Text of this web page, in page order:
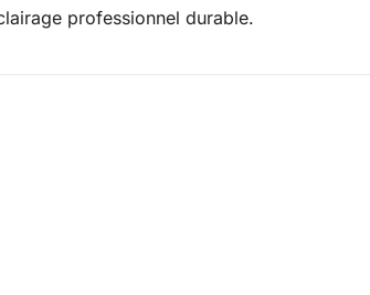
professionnel durable.